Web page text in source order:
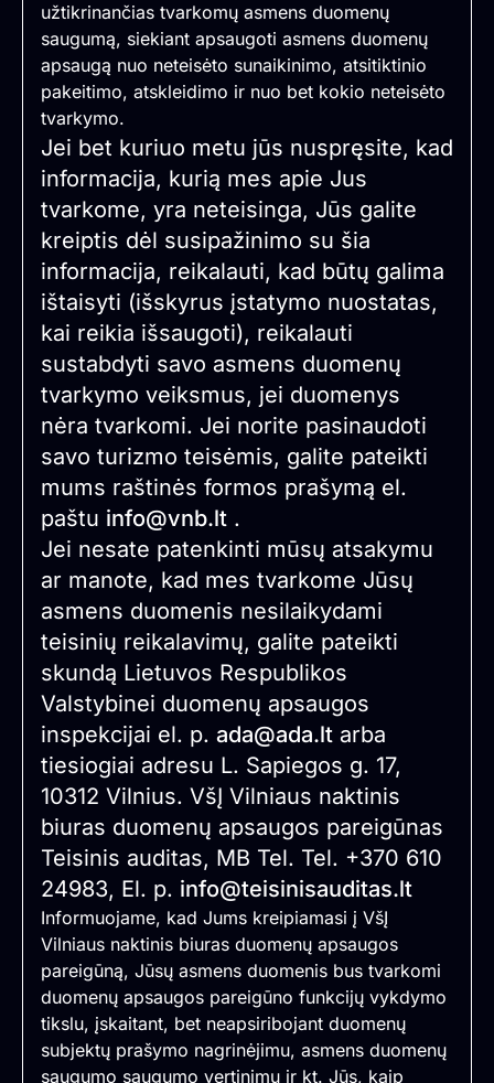
užtikrinančias tvarkomų asmens duomenų
saugumą, siekiant apsaugoti asmens duomenų
apsaugą nuo neteisėto sunaikinimo, atsitiktinio
pakeitimo, atskleidimo ir nuo bet kokio neteisėto
tvarkymo.
Jei bet kuriuo metu jūs nuspręsite, kad
informacija, kurią mes apie Jus
tvarkome, yra neteisinga, Jūs galite
kreiptis dėl susipažinimo su šia
informacija, reikalauti, kad būtų galima
ištaisyti (išskyrus įstatymo nuostatas,
kai reikia išsaugoti), reikalauti
sustabdyti savo asmens duomenų
tvarkymo veiksmus, jei duomenys
nėra tvarkomi. Jei norite pasinaudoti
savo turizmo teisėmis, galite pateikti
mums raštinės formos prašymą el.
paštu info@vnb.lt .
Jei nesate patenkinti mūsų atsakymu
ar manote, kad mes tvarkome Jūsų
asmens duomenis nesilaikydami
teisinių reikalavimų, galite pateikti
skundą Lietuvos Respublikos
Valstybinei duomenų apsaugos
inspekcijai el. p. ada@ada.lt arba
tiesiogiai adresu L. Sapiegos g. 17,
10312 Vilnius. VšĮ Vilniaus naktinis
biuras duomenų apsaugos pareigūnas
Teisinis auditas, MB Tel. Tel. +370 610
24983, El. p. info@teisinisauditas.lt
Informuojame, kad Jums kreipiamasi į VšĮ
Vilniaus naktinis biuras duomenų apsaugos
pareigūną, Jūsų asmens duomenis bus tvarkomi
duomenų apsaugos pareigūno funkcijų vykdymo
tikslu, įskaitant, bet neapsiribojant duomenų
subjektų prašymo nagrinėjimu, asmens duomenų
saugumo saugumo vertinimu ir kt. Jūs, kaip